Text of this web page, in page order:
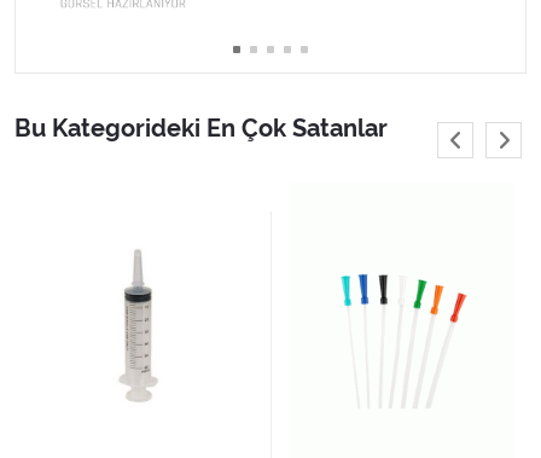
Bu Kategorideki En Çok Satanlar